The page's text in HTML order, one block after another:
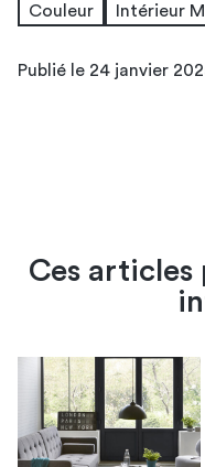
Couleur Intérieur
Publié le 24 janvier
Ces articles